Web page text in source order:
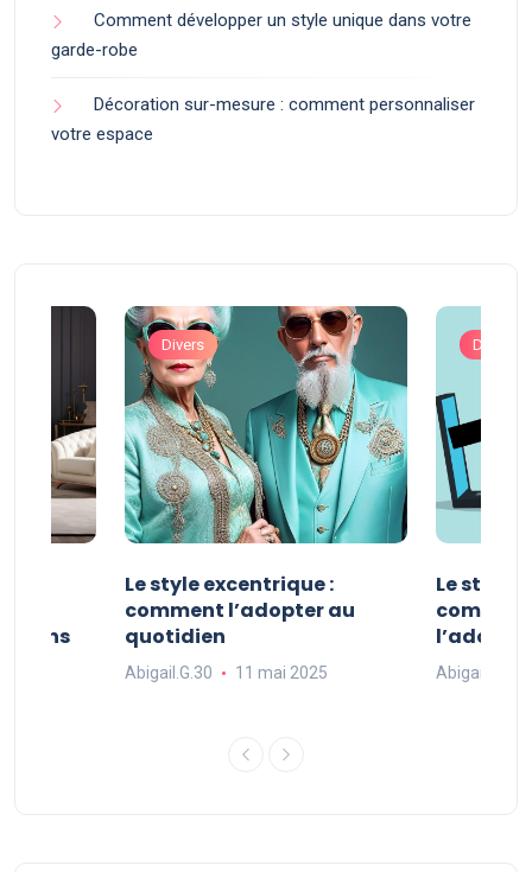
Comment développer un style unique dans votre
garde-robe
Décoration sur-mesure : comment personnaliser
votre espace
dans
Divers
Le style excentrique :
comment l’adopter au
quotidien
Abigail.G.30 11 mai 2025
Divers
Le style
Abigail.G.30